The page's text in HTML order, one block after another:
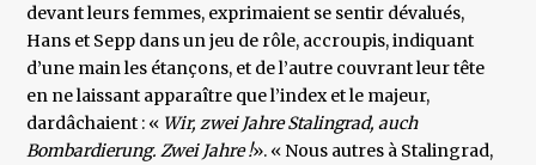
devant leurs femmes, exprimaient se sentir dévalués,
Hans et Sepp dans un jeu de rôle, accroupis, indiquant
d’une main les étançons, et de l’autre couvrant leur tête
en ne laissant apparaître que l’index et le majeur,
dardâchaient : « Wir, zwei Jahre Stalingrad, auch
Bombardierung. Zwei Jahre !». « Nous autres à Stalingrad,